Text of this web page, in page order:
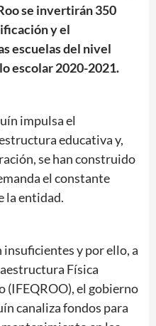
se invertirán 350
y el
escuelas del nivel
escolar 2020-2021.
impulsa el
educativa y,
se han construido
el constante
la entidad.
y por ello, a
Física
(IFEQROO), el gobierno
canaliza fondos para